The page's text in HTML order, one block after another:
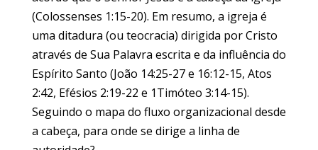
(Colossenses 1:15-20). Em resumo, a igreja é
uma ditadura (ou teocracia) dirigida por Cristo
através de Sua Palavra escrita e da influência do
Espírito Santo (João 14:25-27 e 16:12-15, Atos
2:42, Efésios 2:19-22 e 1Timóteo 3:14-15).
Seguindo o mapa do fluxo organizacional desde
a cabeça, para onde se dirige a linha de